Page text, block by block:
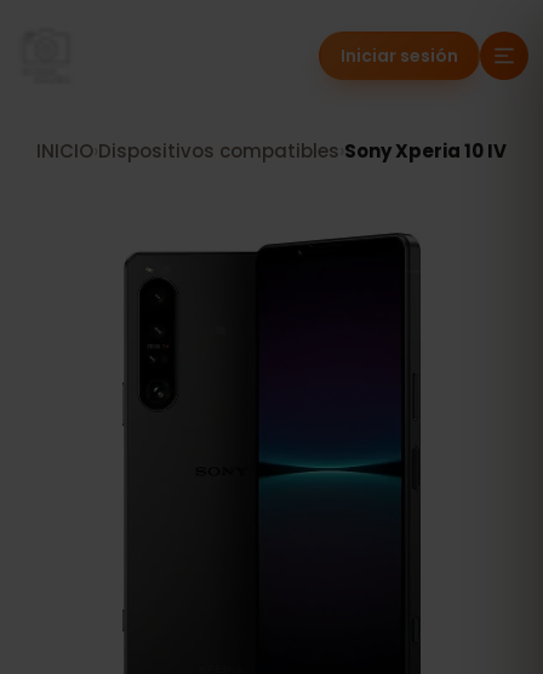
Iniciar sesión
INICIO Dispositivos compatibles Sony Xperia 10 IV